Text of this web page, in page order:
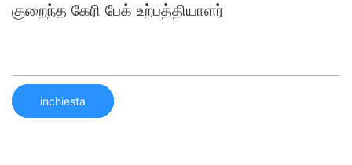
குறைந்த கேரி பேக் உற்பத்தியாளர்
inchiesta